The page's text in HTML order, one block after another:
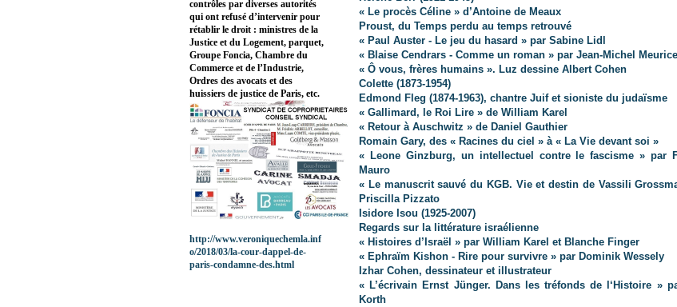
« Le procès Céline » d’Antoine de Meaux
Proust, du Temps perdu au temps retrouvé
« Paul Auster - Le jeu du hasard » par Sabine Lidl
« Blaise Cendrars - Comme un roman » par Jean-Michel Meurice
« Ô vous, frères humains ». Luz dessine Albert Cohen
Colette (1873-1954)
Edmond Fleg (1874-1963), chantre Juif et sioniste du judaïsme
« Gallimard, le Roi Lire » de William Karel
« Retour à Auschwitz » de Daniel Gauthier
Romain Gary, des « Racines du ciel » à « La Vie devant soi »
« Leone Ginzburg, un intellectuel contre le fascisme » par
Mauro
« Le manuscrit sauvé du KGB. Vie et destin de Vassili
Priscilla Pizzato
Isidore Isou (1925-2007)
Regards sur la littérature israélienne
« Histoires d’Israël » par William Karel et Blanche Finger
« Ephraïm Kishon - Rire pour survivre » par Dominik Wessely
Izhar Cohen, dessinateur et illustrateur
« L’écrivain Ernst Jünger. Dans les tréfonds de l‘Histoire »
Korth
contrôles par diverses autorités
qui ont refusé d’intervenir pour
rétablir le droit : ministres de la
Justice et du Logement, parquet,
Groupe Foncia, Chambre du
Commerce et de l’Industrie,
Ordres des avocats et des
huissiers de justice de Paris, etc.
http://www.veroniquechemla.inf
o/2018/03/la-cour-dappel-de-
paris-condamne-des.html